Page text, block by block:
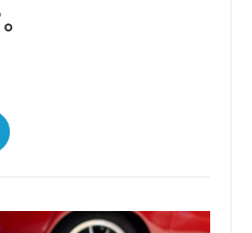
スズキ｜Suzuki